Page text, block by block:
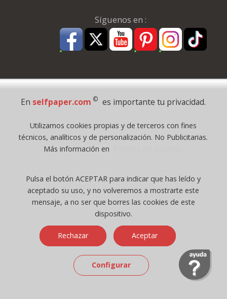
Síguenos en :
Pago Seguro
Todos los derechos reservados
©selfpaper.com, y las webs de ©gruposelfpaper.org están gestionadas, y
Registro Mercantil de Valencia ( España ) CEE:
Tomo 7263, Libro 4565, Folio 1, Sección 8, Hoja V-85203.
Móvil / Tablet - Bot mozilla/5.0 (linux; android 14; pixel 8)
applewebkit/537.36 (khtml, like gecko) chrome/131.0.0.0 mobile
Chrome
Ip: 216.73.217.30 -
↑ 896 → 448 ppp
En selfpaper.com © es importante tu privacidad.
Utilizamos cookies propias y de terceros con fines
técnicos, analíticos y de personalización. No Publicitarias.
Más información en
Pulsa el botón ACEPTAR para indicar que has leído y
aceptado su uso, y no volveremos a mostrarte este
mensaje, a no ser que borres las cookies de este
dispositivo.
Rechazar Aceptar
Configurar